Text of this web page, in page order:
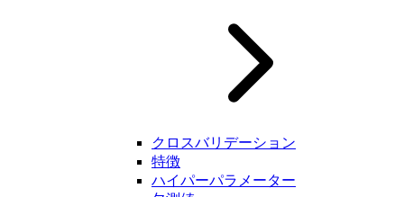
クロスバリデーション
特徴
ハイパーパラメーター